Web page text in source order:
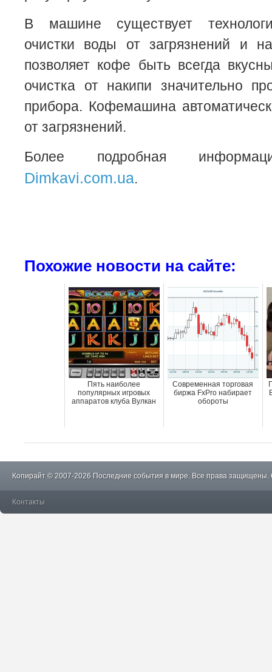
В машине существует
очистки воды от загрязнений и
позволяет кофе быть всегда
очистка от накипи значительно
прибора. Кофемашина
от загрязнений.
Более подробная
Dimkavi.com.ua.
Похожие новости на сайте:
Пять наиболее
популярных игровых
аппаратов клуба Вулкан
Современная торговая
биржа FxPro набирает
обороты
Копирайт © 2007-2026 Последние события в мире. Все права защищены.
Контакты